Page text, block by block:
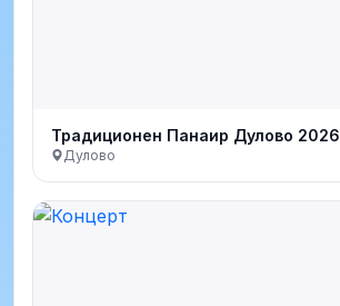
Традиционен Панаир Дулово 2026
Дулово